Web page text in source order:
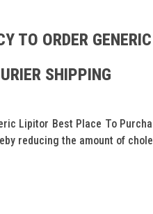
TO ORDER
SHIPPING
Lipitor Best Place To
reducing the amount of